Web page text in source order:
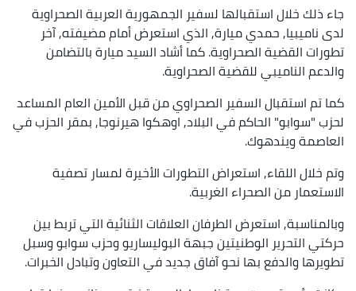
جاء ذلك خلال استقبالها لسفير الجمهورية العربية الصحراوية
لدى ناميبيا, حمدي ميارة, الذي استعرض أمام مضيفته, آخر
تطورات القضية الصحراوية. كما أشاد السيد ميارة بالتضامن
والدعم الناميبي للقضية الصحراوية.
كما تم استقبال السفير الصحراوي من قبل الأمين العام المساعد
لحزب "سوابو" الحاكم في البلاد, اوهكوا هيرنوجا, بمقر الحزب في
العاصمة ويندهوك.
وتم خلال اللقاء, استعراض التطورات الأخيرة لمسار تصفية
الاستعمار من الصحراء الغربية.
وبالمناسبة, استعرض الطرفان العلاقات الثنائية التي تربط بين
حركتي التحرير الوطنيتين جبهة البوليساريو وحزب سوابو وسبل
تطويرها والدفع بها نحو آفاق جديد في التعاون وتبادل الخبرات.